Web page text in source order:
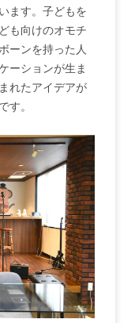
ます。子どもを
も向けのオモチ
ーンを持った人
ーションが生ま
れたアイデアが
す。